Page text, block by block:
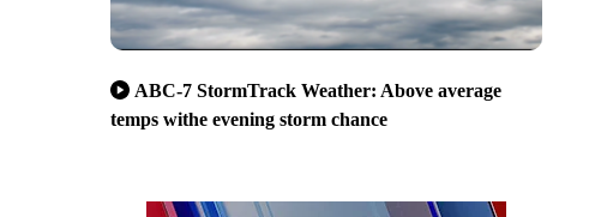
ABC-7 StormTrack Weather: Above average
temps withe evening storm chance